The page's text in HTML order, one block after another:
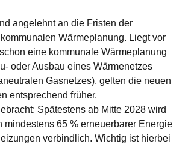
angelehnt an die Fristen der
Wärmeplanung. Liegt vor
eine kommunale Wärmeplanung
oder Ausbau eines Wärmenetzes
Gasnetzes), gelten die neuen
entsprechend früher.
Spätestens ab Mitte 2028 wird
mindestens 65 % erneuerbarer Energie
verbindlich. Wichtig ist hierbei